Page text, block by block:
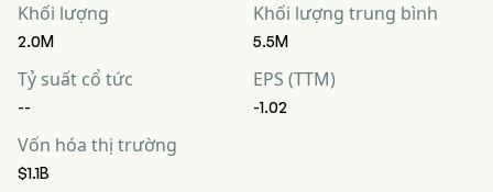
Khối lượng
2.0M
Khối lượng trung bình
5.5M
Tỷ suất cổ tức
--
EPS (TTM)
-1.02
Vốn hóa thị trường
$1.1B